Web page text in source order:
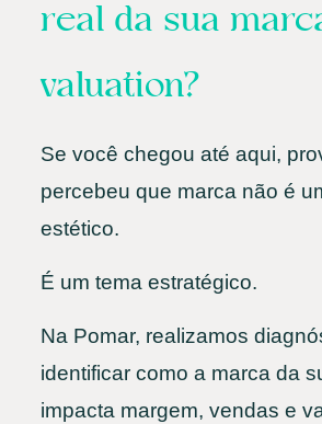
real da sua
valuation?
Se você chegou até aqui,
percebeu que marca não é
estético.
É um tema estratégico.
Na Pomar, realizamos
identificar como a marca da
impacta margem, vendas e